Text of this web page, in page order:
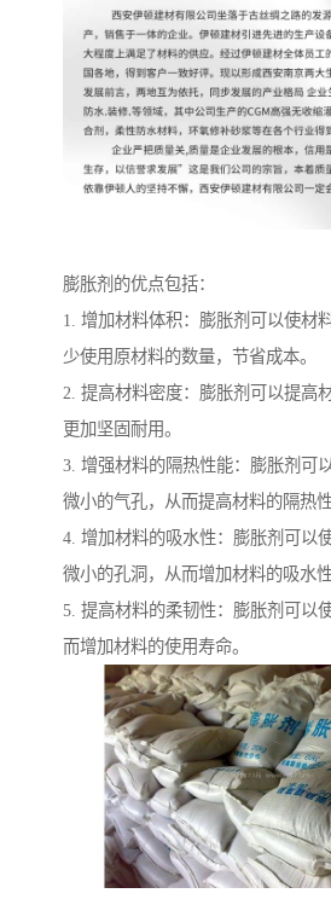
膨胀剂的优点包括：
1. 增加材料体积：膨胀剂可以使材
少使用原材料的数量，节省成本。
2. 提高材料密度：膨胀剂可以提高
更加坚固耐用。
3. 增强材料的隔热性能：膨胀剂可
微小的气孔，从而提高材料的隔热性
4. 增加材料的吸水性：膨胀剂可以
微小的孔洞，从而增加材料的吸水性
5. 提高材料的柔韧性：膨胀剂可以
而增加材料的使用寿命。